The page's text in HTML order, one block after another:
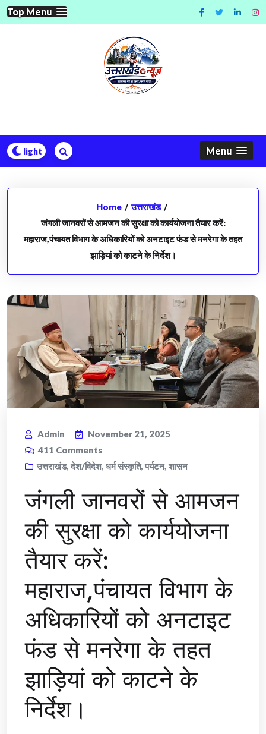
Skip
to
Top Menu
Menu
Home / उत्तराखंड /
जंगली जानवरों से आमजन की सुरक्षा को कार्ययोजना तैयार करें:
महाराज,पंचायत विभाग के अधिकारियों को अनटाइट फंड से मनरेगा के तहत
झाड़ियां को काटने के निर्देश।
Admin
November 21, 2025
411 Comments
उत्तराखंड, देश/विदेश, धर्म संस्कृति, पर्यटन, शासन
जंगली जानवरों से आमजन
की सुरक्षा को कार्ययोजना
तैयार करें:
महाराज,पंचायत विभाग के
अधिकारियों को अनटाइट
फंड से मनरेगा के तहत
झाड़ियां को काटने के
निर्देश।